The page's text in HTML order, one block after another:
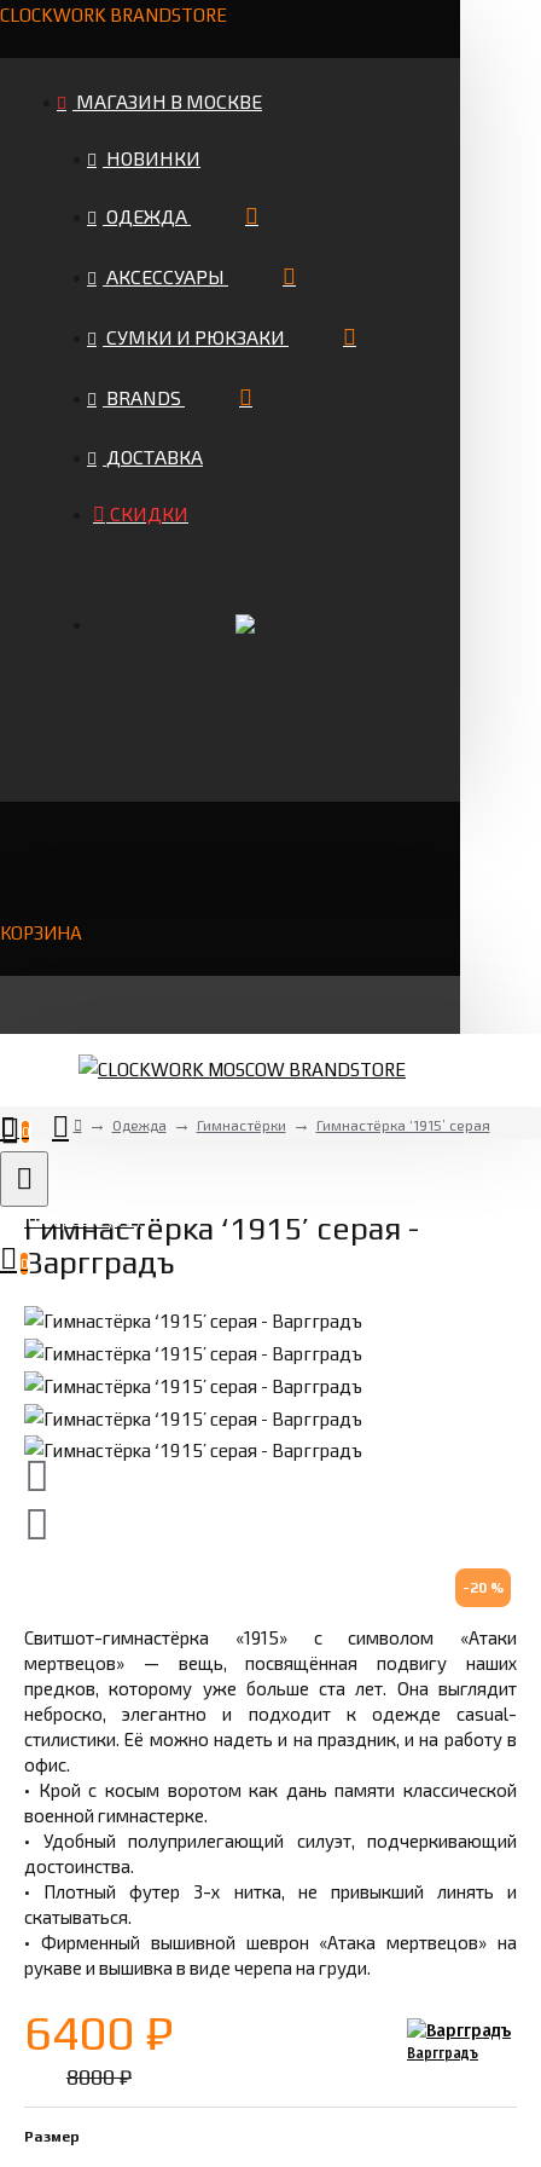
CLOCKWORK BRANDSTORE
МАГАЗИН В МОСКВЕ
НОВИНКИ
ОДЕЖДА
АКСЕССУАРЫ
СУМКИ И РЮКЗАКИ
BRANDS
ДОСТАВКА
СКИДКИ
КОРЗИНА
0
Товаров 0 (0 ₽)
0
Одежда Гимнастёрки Гимнастёрка ‘1915’ серая
Гимнастёрка ‘1915’ серая -
Варгградъ
-20 %
Свитшот-гимнастёрка «1915» с символом «Атаки
мертвецов» — вещь, посвящённая подвигу наших
предков, которому уже больше ста лет. Она выглядит
неброско, элегантно и подходит к одежде casual-
стилистики. Её можно надеть и на праздник, и на работу в
офис.
• Крой с косым воротом как дань памяти классической
военной гимнастерке.
• Удобный полуприлегающий силуэт, подчеркивающий
достоинства.
• Плотный футер 3-х нитка, не привыкший линять и
скатываться.
• Фирменный вышивной шеврон «Атака мертвецов» на
рукаве и вышивка в виде черепа на груди.
6400 ₽
8000 ₽
Варгградъ
Размер